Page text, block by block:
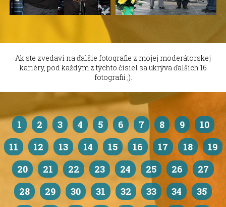
Ak ste zvedaví na ďalšie fotografie z mojej moderátorskej
kariéry, pod každým z týchto čísiel sa ukrýva ďalších 16
fotografií ;).
1 2 3 4 5 6 7 8 9
10
11
12 13 14 15 16 17 18
19
20
21 22 23 24 25 26
27
28
29 30 31 32 33 34
35